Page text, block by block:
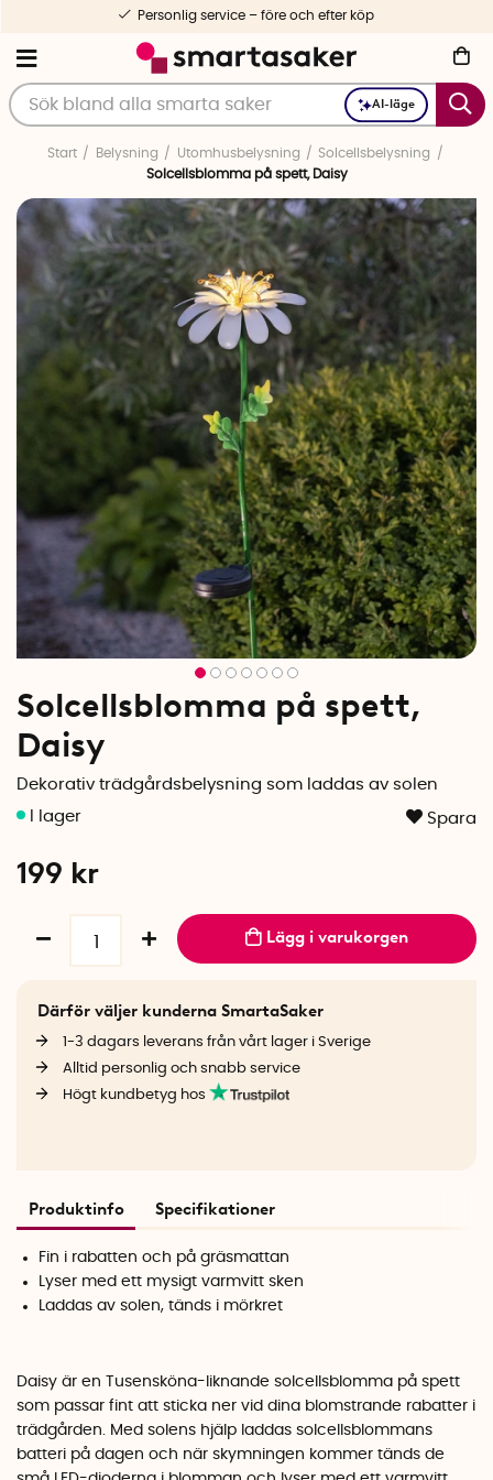
AI-läge
Personlig service – före och efter köp
Start Belysning Utomhusbelysning
Solcellsbelysning
Solcellsblomma på spett, Daisy
Solcellsblomma på spett,
Daisy
Dekorativ trädgårdsbelysning som laddas av solen
Spara
199 kr
Lägg i varukorgen
Därför väljer kunderna SmartaSaker
1-3 dagars leverans från vårt lager i Sverige
Alltid personlig och snabb service
Högt kundbetyg hos
Produktinfo Specifikationer
Fin i rabatten och på gräsmattan
Lyser med ett mysigt varmvitt sken
Laddas av solen, tänds i mörkret
Daisy är en Tusensköna-liknande solcellsblomma på spett
som passar fint att sticka ner vid dina blomstrande rabatter i
trädgården. Med solens hjälp laddas solcellsblommans
batteri på dagen och när skymningen kommer tänds de